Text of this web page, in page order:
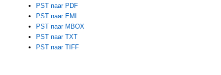
PST naar PDF
PST naar EML
PST naar MBOX
PST naar TXT
PST naar TIFF